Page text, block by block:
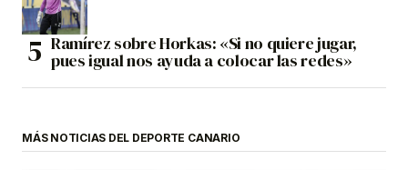
Ramírez sobre Horkas: «Si no quiere jugar,
pues igual nos ayuda a colocar las redes»
MÁS NOTICIAS DEL DEPORTE CANARIO